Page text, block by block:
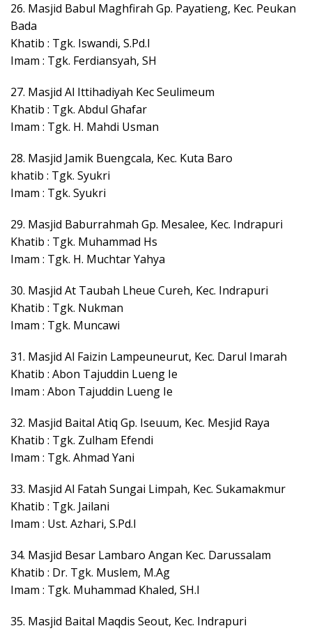
26. Masjid Babul Maghfirah Gp. Payatieng, Kec. Peukan
Bada
Khatib : Tgk. Iswandi, S.Pd.I
Imam : Tgk. Ferdiansyah, SH
27. Masjid Al Ittihadiyah Kec Seulimeum
Khatib : Tgk. Abdul Ghafar
Imam : Tgk. H. Mahdi Usman
28. Masjid Jamik Buengcala, Kec. Kuta Baro
khatib : Tgk. Syukri
Imam : Tgk. Syukri
29. Masjid Baburrahmah Gp. Mesalee, Kec. Indrapuri
Khatib : Tgk. Muhammad Hs
Imam : Tgk. H. Muchtar Yahya
30. Masjid At Taubah Lheue Cureh, Kec. Indrapuri
Khatib : Tgk. Nukman
Imam : Tgk. Muncawi
31. Masjid Al Faizin Lampeuneurut, Kec. Darul Imarah
Khatib : Abon Tajuddin Lueng Ie
Imam : Abon Tajuddin Lueng Ie
32. Masjid Baital Atiq Gp. Iseuum, Kec. Mesjid Raya
Khatib : Tgk. Zulham Efendi
Imam : Tgk. Ahmad Yani
33. Masjid Al Fatah Sungai Limpah, Kec. Sukamakmur
Khatib : Tgk. Jailani
Imam : Ust. Azhari, S.Pd.I
34. Masjid Besar Lambaro Angan Kec. Darussalam
Khatib : Dr. Tgk. Muslem, M.Ag
Imam : Tgk. Muhammad Khaled, SH.I
35. Masjid Baital Maqdis Seout, Kec. Indrapuri